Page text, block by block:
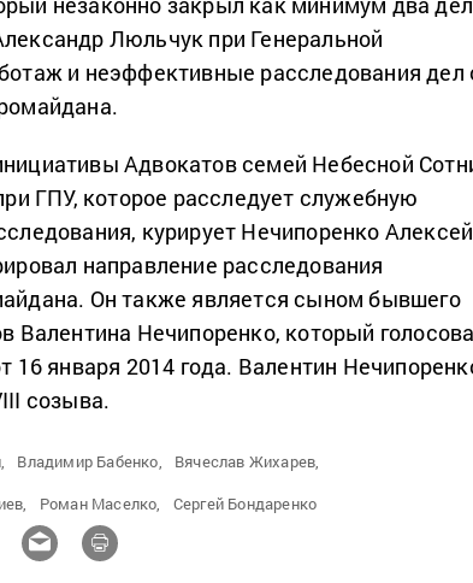
Люльчук при Генеральной
и неэффективные расследования дел
Адвокатов семей Небесной
ГПУ, которое расследует служебную
курирует Нечипоренко Алексей
направление расследования
Он также является сыном бывшего
Валентина Нечипоренко, который
16 января 2014 года. Валентин
созыва.
Владимир Бабенко,
Вячеслав Жихарев,
Роман Маселко,
Сергей Бондаренко